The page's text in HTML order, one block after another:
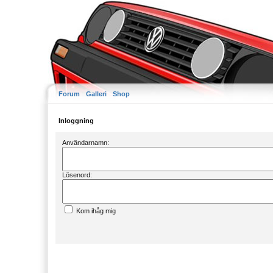
Forum Galleri Shop
Inloggning
Användarnamn:
Lösenord:
Kom ihåg mig